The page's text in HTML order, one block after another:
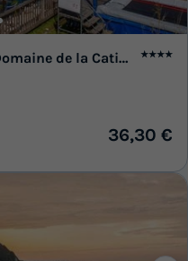
Camping Sites et Paysages - Domaine de la Catinière ★★★★
36,30 €